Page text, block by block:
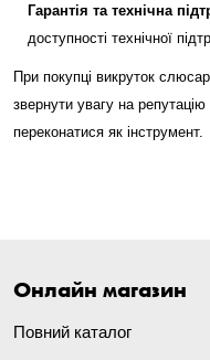
Гарантія та технічна
доступності технічної
При покупці викруток
звернути увагу на
переконатися як інструмент.
Онлайн магазин
Повний каталог